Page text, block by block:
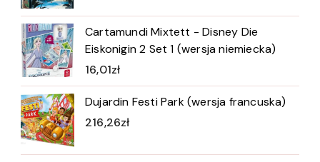
Cartamundi Mixtett - Disney Die
Eiskonigin 2 Set 1 (wersja niemiecka)
16,01zł
Dujardin Festi Park (wersja francuska)
216,26zł